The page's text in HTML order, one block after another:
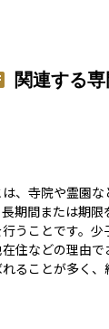
関連する
、寺院や霊園
期間または期
うことです。
住などの理由
ることが多く